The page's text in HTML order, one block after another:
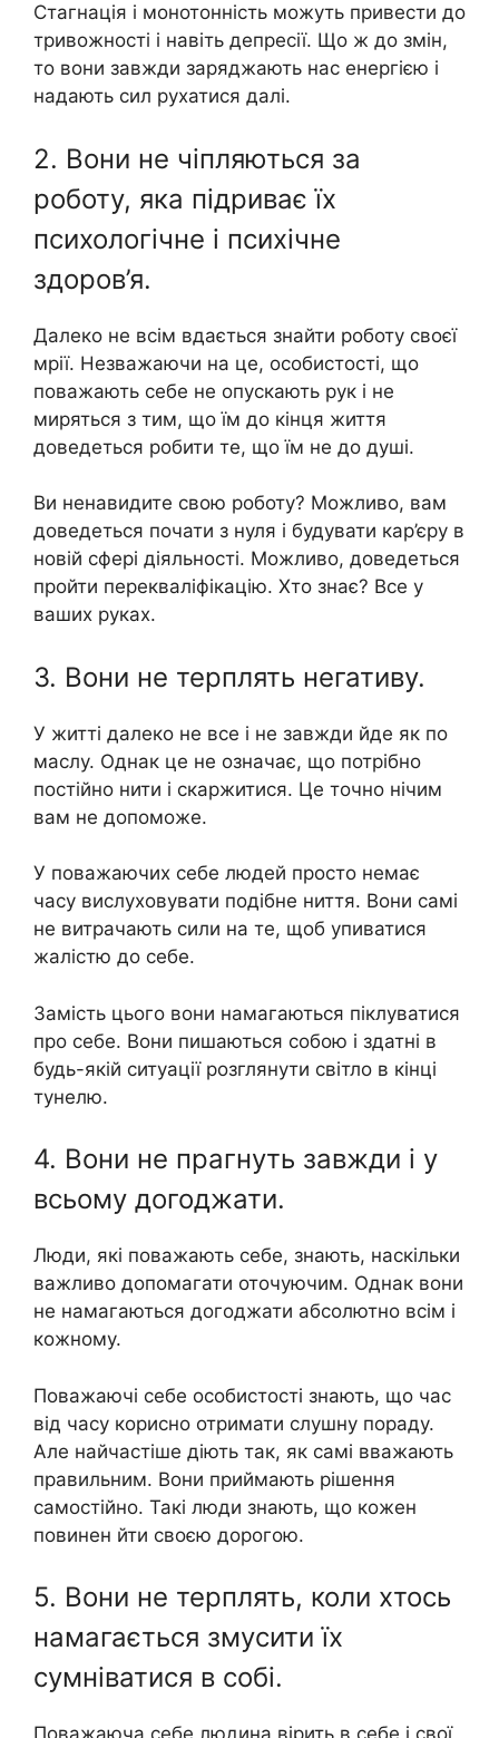
Стагнація і монотонність можуть привести до
тривожності і навіть депресії. Що ж до змін,
то вони завжди заряджають нас енергією і
надають сил рухатися далі.
2. Вони не чіпляються за
роботу, яка підриває їх
психологічне і психічне
здоров’я.
Далеко не всім вдається знайти роботу своєї
мрії. Незважаючи на це, особистості, що
поважають себе не опускають рук і не
миряться з тим, що їм до кінця життя
доведеться робити те, що їм не до душі.
Ви ненавидите свою роботу? Можливо, вам
доведеться почати з нуля і будувати кар’єру в
новій сфері діяльності. Можливо, доведеться
пройти перекваліфікацію. Хто знає? Все у
ваших руках.
3. Вони не терплять негативу.
У житті далеко не все і не завжди йде як по
маслу. Однак це не означає, що потрібно
постійно нити і скаржитися. Це точно нічим
вам не допоможе.
У поважаючих себе людей просто немає
часу вислуховувати подібне ниття. Вони самі
не витрачають сили на те, щоб упиватися
жалістю до себе.
Замість цього вони намагаються піклуватися
про себе. Вони пишаються собою і здатні в
будь-якій ситуації розглянути світло в кінці
тунелю.
4. Вони не прагнуть завжди і у
всьому догоджати.
Люди, які поважають себе, знають, наскільки
важливо допомагати оточуючим. Однак вони
не намагаються догоджати абсолютно всім і
кожному.
Поважаючі себе особистості знають, що час
від часу корисно отримати слушну пораду.
Але найчастіше діють так, як самі вважають
правильним. Вони приймають рішення
самостійно. Такі люди знають, що кожен
повинен йти своєю дорогою.
5. Вони не терплять, коли хтось
намагається змусити їх
сумніватися в собі.